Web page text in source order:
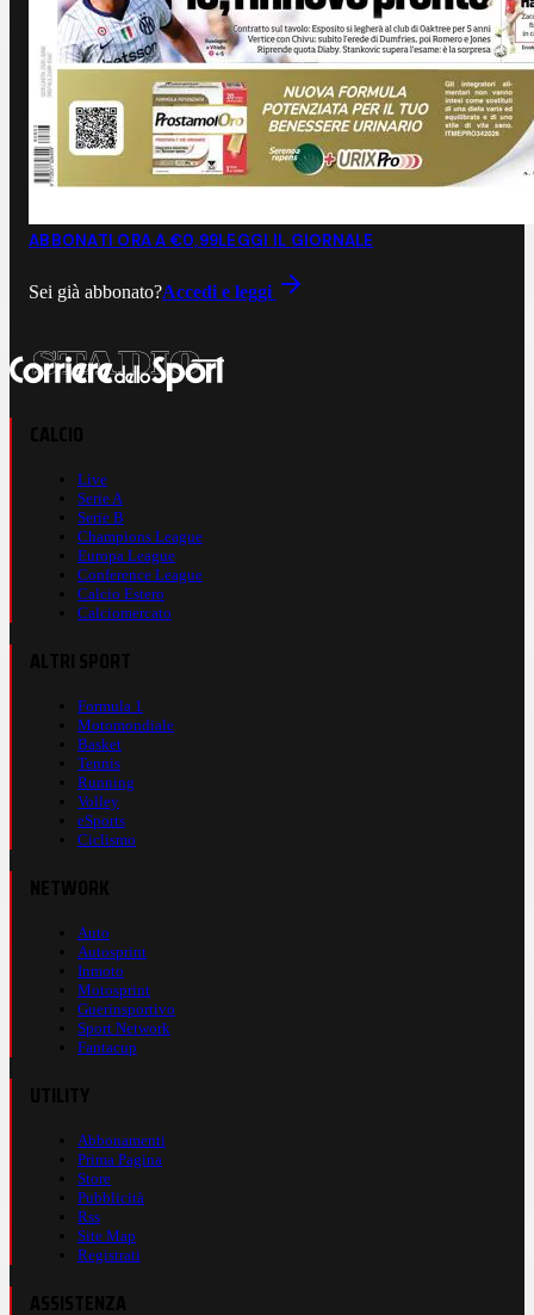
ABBONATI ORA A €0,99LEGGI IL GIORNALE
Sei già abbonato?Accedi e leggi
Live
Serie A
Serie B
Champions League
Europa League
Conference League
Calcio Estero
Calciomercato
Formula 1
Motomondiale
Basket
Tennis
Running
Volley
eSports
Ciclismo
Auto
Autosprint
Inmoto
Motosprint
Guerinsportivo
Sport Network
Fantacup
Abbonamenti
Prima Pagina
Store
Pubblicità
Rss
Site Map
Registrati